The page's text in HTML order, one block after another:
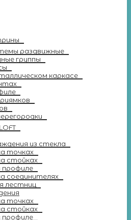
раздвижные
группы
каркасе
из стекла
точках
стойках
профиле
соединителях
лестниц
точках
стойках
профиле